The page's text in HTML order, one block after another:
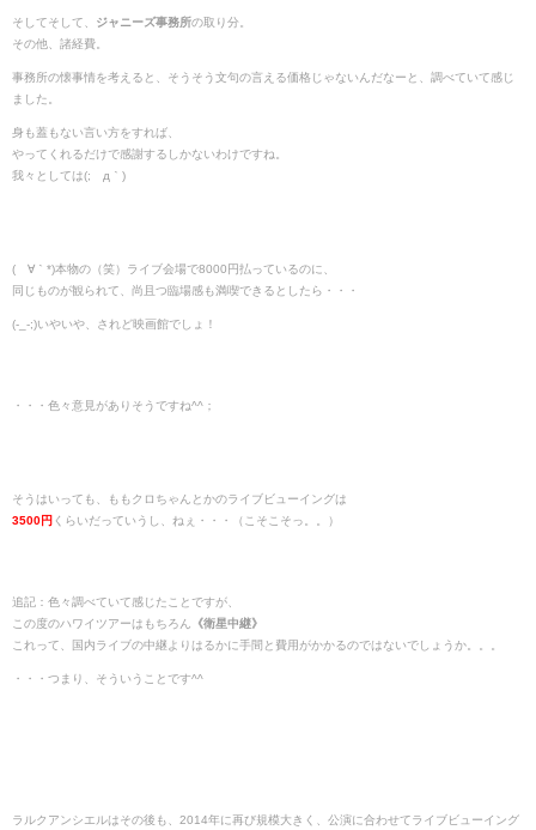
そしてそして、 ジャニーズ事務所の取り分。
その他、諸経費。
事務所の懐事情を考えると、そうそう文句の言える価格じゃないんだなーと、調べていて感じ
ました。
身も蓋もない言い方をすれば、
やってくれるだけで感謝するしかないわけですね。
我々としては(;´д｀)
(´∀｀*)本物の（笑）ライブ会場で8000円払っているのに、
同じものが観られて、尚且つ臨場感も満喫できるとしたら・・・
(-_-;)いやいや、されど映画館でしょ！
・・・色々意見がありそうですね^^；
そうはいっても、ももクロちゃんとかのライブビューイングは
3500円 くらいだっていうし、ねぇ・・・（こそこそっ。。）
追記：色々調べていて感じたことですが、
この度のハワイツアーはもちろん
《衛星中継》
これって、国内ライブの中継よりはるかに手間と費用がかかるのではないでしょうか。。。
・・・つまり、そういうことです^^
ラルクアンシエルはその後も、2014年に再び規模大きく、公演に合わせてライブビューイング